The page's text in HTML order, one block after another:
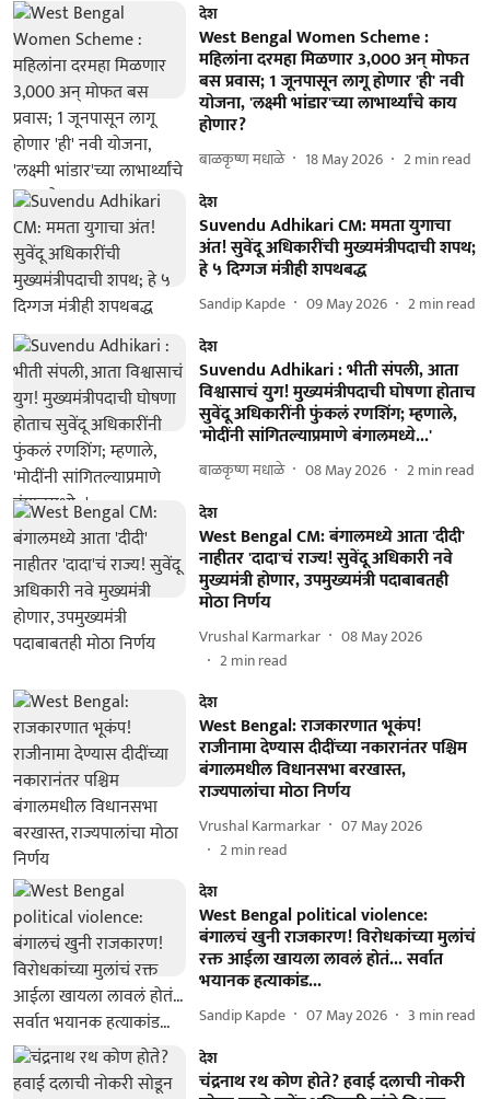
देश
West Bengal Women Scheme :
महिलांना दरमहा मिळणार 3,000 अन् मोफत
बस प्रवास; 1 जूनपासून लागू होणार 'ही' नवी
योजना, 'लक्ष्मी भांडार'च्या लाभार्थ्यांचे काय
होणार?
बाळकृष्ण मधाळे 18 May 2026 2min read
देश
Suvendu Adhikari CM: ममता युगाचा
अंत! सुवेंदू अधिकारींची मुख्यमंत्रीपदाची शपथ;
हे ५ दिग्गज मंत्रीही शपथबद्ध
Sandip Kapde 09 May 2026 2min read
देश
Suvendu Adhikari : भीती संपली, आता
विश्वासाचं युग! मुख्यमंत्रीपदाची घोषणा होताच
सुवेंदू अधिकारींनी फुंकलं रणशिंग; म्हणाले,
'मोदींनी सांगितल्याप्रमाणे बंगालमध्ये...'
बाळकृष्ण मधाळे 08 May 2026 2min read
देश
West Bengal CM: बंगालमध्ये आता 'दीदी'
नाहीतर 'दादा'चं राज्य! सुवेंदू अधिकारी नवे
मुख्यमंत्री होणार, उपमुख्यमंत्री पदाबाबतही
मोठा निर्णय
Vrushal Karmarkar
08 May 2026
2min read
देश
West Bengal: राजकारणात भूकंप!
राजीनामा देण्यास दीदींच्या नकारानंतर पश्चिम
बंगालमधील विधानसभा बरखास्त,
राज्यपालांचा मोठा निर्णय
Vrushal Karmarkar
07 May 2026
2min read
देश
West Bengal political violence:
बंगालचं खुनी राजकारण! विरोधकांच्या मुलांचं
रक्त आईला खायला लावलं होतं... सर्वात
भयानक हत्याकांड...
Sandip Kapde 07 May 2026 3 min read
देश
चंद्रनाथ रथ कोण होते? हवाई दलाची नोकरी